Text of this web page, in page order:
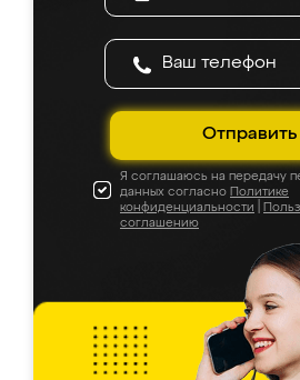
Отправить
Я соглашаюсь на передачу
данных согласно Политике
конфиденциальности
соглашению